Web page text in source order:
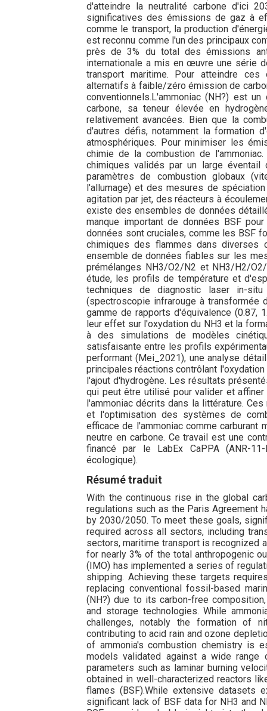
d'atteindre la neutralité carbone d'ici
significatives des émissions de gaz à
comme le transport, la production
est reconnu comme l'un des principaux
près de 3% du total des émissions
internationale a mis en œuvre une série
transport maritime. Pour atteindre
alternatifs à faible/zéro émission de
conventionnels.L'ammoniac (NH?) est
carbone, sa teneur élevée en
relativement avancées. Bien que la
d'autres défis, notamment la formation
atmosphériques. Pour minimiser les
chimie de la combustion de
chimiques validés par un large
paramètres de combustion globaux
l'allumage) et des mesures de
agitation par jet, des réacteurs à
existe des ensembles de données
manque important de données BSF
données sont cruciales, comme les BSF
chimiques des flammes dans diverses
ensemble de données fiables sur les
prémélanges NH3/O2/N2 et NH3/H2/
étude, les profils de température et
techniques de diagnostic laser in-
(spectroscopie infrarouge à transformée
gamme de rapports d'équivalence (0.87,
leur effet sur l'oxydation du NH3 et la
à des simulations de modèles
satisfaisante entre les profils
performant (Mei_2021), une analyse
principales réactions contrôlant
l'ajout d'hydrogène. Les résultats
qui peut être utilisé pour valider et
l'ammoniac décrits dans la littérature.
et l'optimisation des systèmes de
efficace de l'ammoniac comme carburant
neutre en carbone. Ce travail est une
financé par le LabEx CaPPA (ANR-
écologique).
Résumé traduit
With the continuous rise in the global
regulations such as the Paris Agreement
by 2030/2050. To meet these goals,
required across all sectors, including
sectors, maritime transport is recognized
for nearly 3% of the total anthropogenic
(IMO) has implemented a series of
shipping. Achieving these targets
replacing conventional fossil-based
(NH?) due to its carbon-free
and storage technologies. While
challenges, notably the formation of
contributing to acid rain and ozone
of ammonia's combustion chemistry is
models validated against a wide range
parameters such as laminar burning
obtained in well-characterized reactors
flames (BSF).While extensive datasets
significant lack of BSF data for NH3 and